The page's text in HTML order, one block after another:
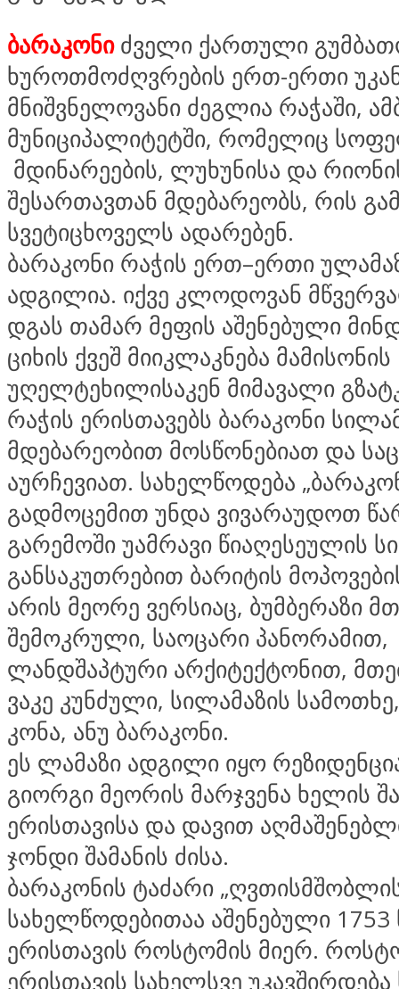
ბარაკონიძველი ქართული
ხუროთმოძღვრების ერთ-ერთი
მნიშვნელოვანი ძეგლია რაჭაში,
მუნიციპალიტეტში, რომელიც
მდინარეების, ლუხუნისა და
შესართავთან მდებარეობს, რის
სვეტიცხოველს ადარებენ.
ბარაკონი რაჭის ერთ–ერთი
ადგილია. იქვე კლოდოვან
დგას თამარ მეფის აშენებული
ციხის ქვეშ მიიკლაკნება მამისონის
უღელტეხილისაკენ მიმავალი
რაჭის ერისთავებს ბარაკონი
მდებარეობით მოსწონებიათ და
აურჩევიათ. სახელწოდება
გადმოცემით უნდა ვივარაუდოთ
გარემოში უამრავი წიაღესეულის
განსაკუთრებით ბარიტის
არის მეორე ვერსიაც, ბუმბერაზი
შემოკრული, საოცარი პანორამით,
ლანდშაპტური არქიტექტონით,
ვაკე კუნძული, სილამაზის
კონა, ანუ ბარაკონი.
ეს ლამაზი ადგილი იყო
გიორგი მეორის მარჯვენა ხელის
ერისთავისა და დავით
ჯონდი შამანის ძისა.
ბარაკონის ტაძარი
სახელწოდებითაა აშენებული
ერისთავის როსტომის მიერ.
ერისთავის სახელსვე უკავშირდება